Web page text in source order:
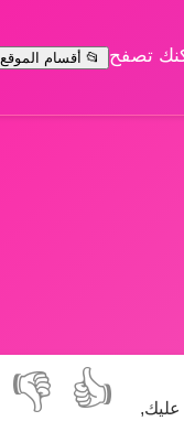
تصفح 📂 أقسام الموقع
👍
👎